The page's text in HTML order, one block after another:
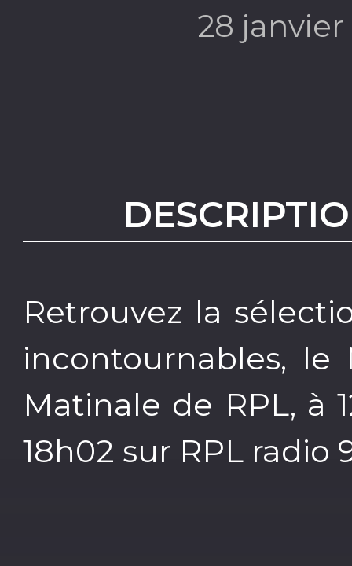
28
Retrouvez la
incontournables,
Matinale de RPL, à
18h02 sur RPL radio